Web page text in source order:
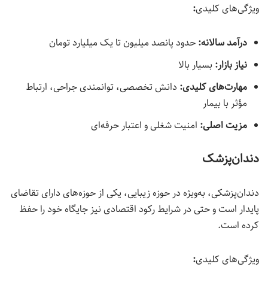
ویژگی‌های کلیدی:
درآمد سالانه: حدود پانصد میلیون تا یک میلیارد تومان
نیاز بازار: بسیار بالا
مهارت‌های کلیدی: دانش تخصصی، توانمندی جراحی، ارتباط
مؤثر با بیمار
مزیت اصلی: امنیت شغلی و اعتبار حرفه‌ای
دندان‌پزشک
دندان‌پزشکی، به‌ویژه در حوزه زیبایی، یکی از حوزه‌های دارای تقاضای
پایدار است و حتی در شرایط رکود اقتصادی نیز جایگاه خود را حفظ
کرده است.
ویژگی‌های کلیدی: